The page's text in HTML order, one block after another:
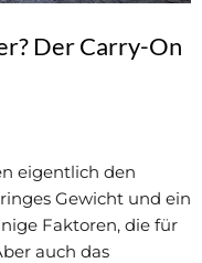
Der Carry-On
eigentlich den
Gewicht und ein
Faktoren, die für
auch das